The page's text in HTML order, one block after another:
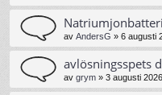
av AndersG » 6 augusti
avlösningsspets
av grym » 3 augusti